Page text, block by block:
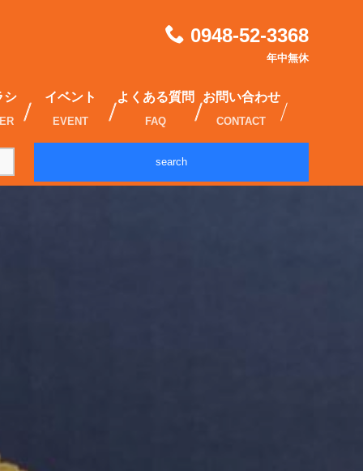
0948-52-3368
年中無休
シ イベント
EVENT
よくある質問
FAQ
お問い合わせ
CONTACT
search